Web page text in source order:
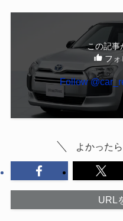
この記事
フォ
Follow
よかった
URL